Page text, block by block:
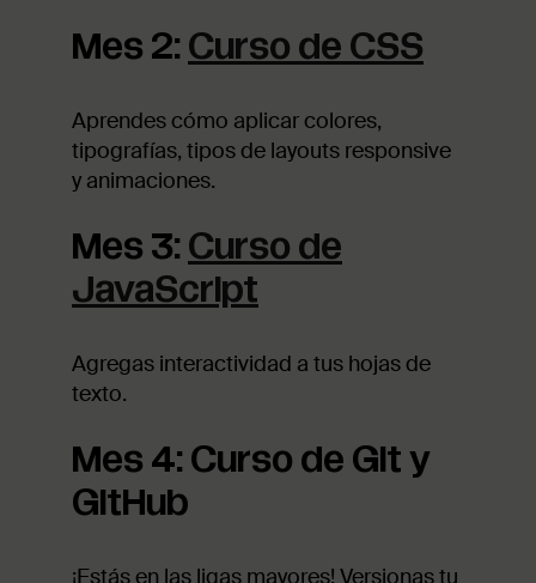
Mes 2: Curso de CSS
Aprendes cómo aplicar colores,
tipografías, tipos de layouts responsive
y animaciones.
Mes 3: Curso de
JavaScript
Agregas interactividad a tus hojas de
texto.
Mes 4: Curso de Git y
GitHub
¡Estás en las ligas mayores! Versionas tu